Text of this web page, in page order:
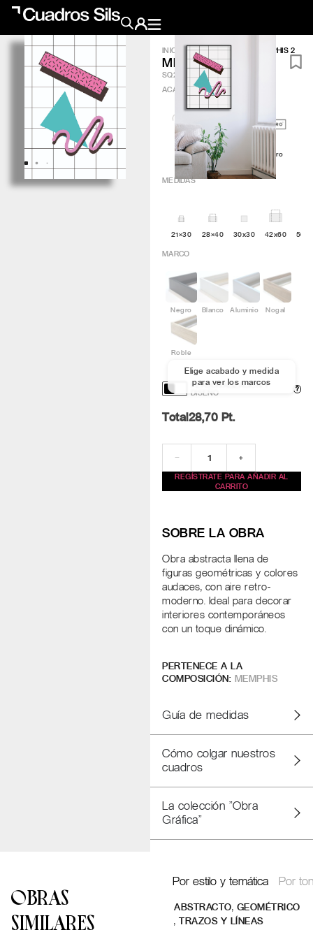
Obra Pictórica
Obra Gráfica
Inspiración
Crea tu pared
INICIO /OBRA GRÁFICA MEMPHIS 2
MEMPHIS 2
SQ245
ACABADO
?
Artic Minimal Q4attro
MEDIDAS
21×30 28×40 30x30 42x60
PERSONALIZACIÓN Y
DISEÑO
?
MARCO
Negro Blanco Aluminio Nogal
Roble
Elige acabado y medida
para ver los marcos
Total28,70 Pt.
− +
REGÍSTRATE PARA AÑADIR AL
CARRITO
SOBRE LA OBRA
Obra abstracta llena de
figuras geométricas y colores
audaces, con aire retro-
moderno. Ideal para decorar
interiores contemporáneos
con un toque dinámico.
PERTENECE A LA
COMPOSICIÓN: MEMPHIS
Guía de medidas
Cómo colgar nuestros
cuadros
La colección "Obra
Gráfica"
OBRAS
SIMILARES
Por estilo y temática Por
ABSTRACTO, GEOMÉTRICO
, TRAZOS Y LÍNEAS